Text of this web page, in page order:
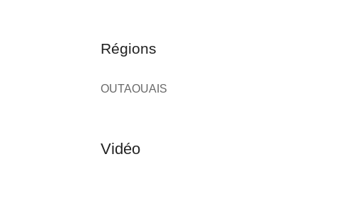
Régions
OUTAOUAIS